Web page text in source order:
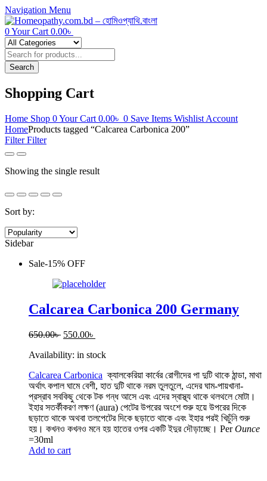
Navigation Menu
0Your Cart 0.00৳
Products
search
Search
Shopping Cart
Home Shop 0Your Cart 0.00৳ 0 Save Items Wishlist Account
HomeProducts tagged “Calcarea Carbonica 200”
FilterFilter
Showing the single result
Sort by:
Sidebar
Sale-15% OFF
Calcarea Carbonica 200 Germany
650.00৳ Original
was:
550.00৳
is:
Availability: in stock
Calcarea Carbonica ক্যালকেরিয়া কার্বের রোগীদের পা দুটি থাকে ঠান্ডা, মাথা
অর্থাৎ কপাল ঘামে বেশী, হাত দুটি থাকে নরম তুলতুলে, এদের ঘাম-পায়খানা-
প্রস্রাব সবকিছু থেকে টক গন্ধ আসে এবং এদের স্বাস্থ্য থাকে থলথলে মোটা।
ইহার সতর্কীকরণ লক্ষণ (aura) পেটের উপরের অংশে শুরু হয়ে উপরের দিকে
ছড়াতে থাকে অথবা তলপেটের দিকে ছড়াতে থাকে এবং ইহার পরই খিচুঁনি শুরু
হয়। কখনও কখনও মনে হয় হাতের ওপর একটি ইদুর দৌড়াচ্ছে। PerOunce
=30ml
Add to cart